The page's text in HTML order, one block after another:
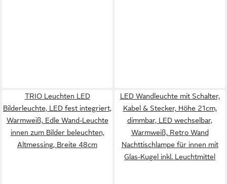
TRIO Leuchten LED
Bilderleuchte, LED fest integriert,
Warmweiß, Edle Wand-Leuchte
innen zum Bilder beleuchten,
Altmessing, Breite 48cm
LED Wandleuchte mit Schalter,
Kabel & Stecker, Höhe 21cm,
dimmbar, LED wechselbar,
Warmweiß, Retro Wand
Nachttischlampe für innen mit
Glas-Kugel inkl. Leuchtmittel